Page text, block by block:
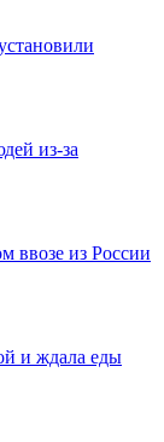
из-за
ввозе из России
и ждала еды